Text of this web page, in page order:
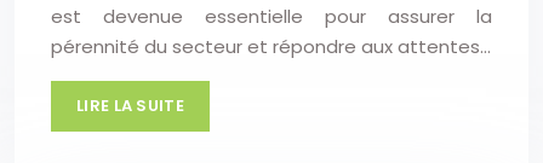
est devenue essentielle pour assurer la
pérennité du secteur et répondre aux attentes…
LIRE LA SUITE